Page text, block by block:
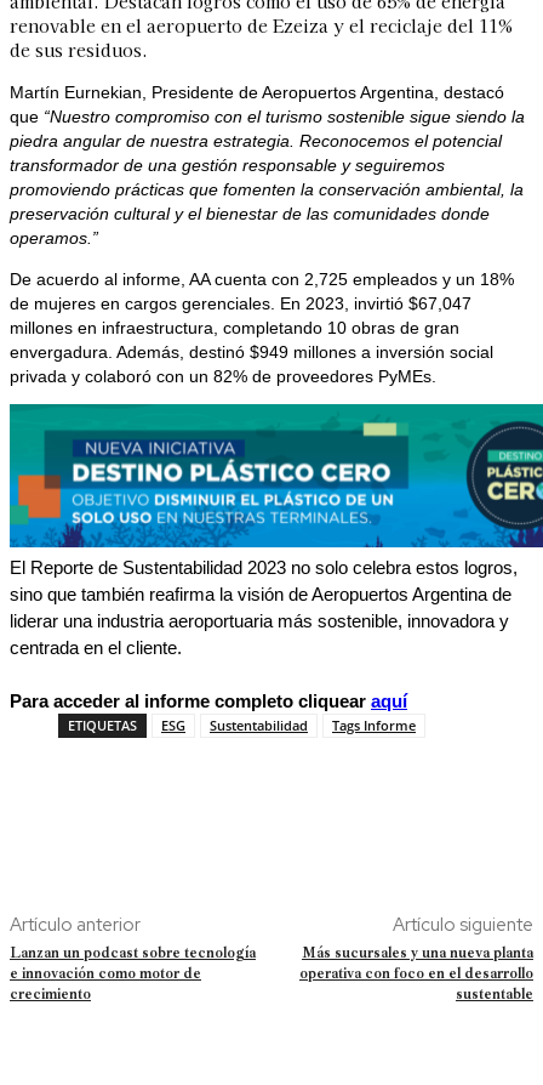
renovable en el aeropuerto de Ezeiza y el reciclaje del 11%
de sus residuos.
Martín Eurnekian, Presidente de Aeropuertos Argentina, destacó
que “Nuestro compromiso con el turismo sostenible sigue siendo la
piedra angular de nuestra estrategia. Reconocemos el potencial
transformador de una gestión responsable y seguiremos
promoviendo prácticas que fomenten la conservación ambiental, la
preservación cultural y el bienestar de las comunidades donde
operamos.”
De acuerdo al informe, AA cuenta con 2,725 empleados y un 18%
de mujeres en cargos gerenciales. En 2023, invirtió $67,047
millones en infraestructura, completando 10 obras de gran
envergadura. Además, destinó $949 millones a inversión social
privada y colaboró con un 82% de proveedores PyMEs.
El Reporte de Sustentabilidad 2023 no solo celebra estos logros,
sino que también reafirma la visión de Aeropuertos Argentina de
liderar una industria aeroportuaria más sostenible, innovadora y
centrada en el cliente.
Para acceder al informe completo cliquear aquí
ETIQUETAS ESG Sustentabilidad Tags Informe
Artículo anterior
Lanzan un podcast sobre tecnología
e innovación como motor de
crecimiento
Artículo siguiente
Más sucursales y una nueva planta
operativa con foco en el desarrollo
sustentable